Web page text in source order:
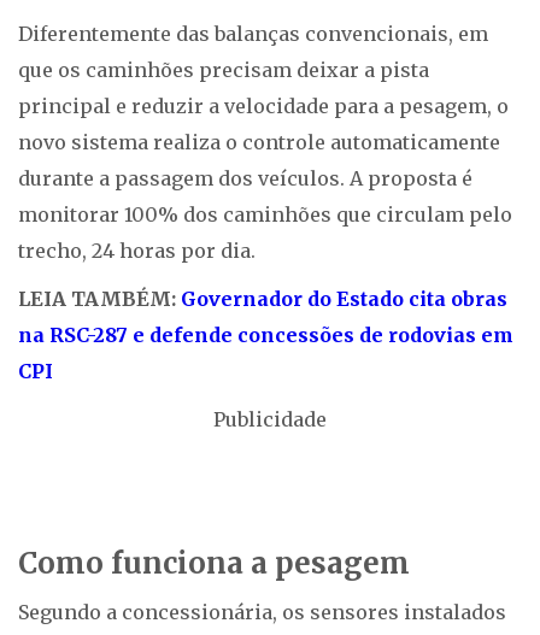
Diferentemente das balanças convencionais, em
que os caminhões precisam deixar a pista
principal e reduzir a velocidade para a pesagem, o
novo sistema realiza o controle automaticamente
durante a passagem dos veículos. A proposta é
monitorar 100% dos caminhões que circulam pelo
trecho, 24 horas por dia.
LEIA TAMBÉM: Governador do Estado cita obras
na RSC-287 e defende concessões de rodovias em
CPI
Publicidade
Como funciona a pesagem
Segundo a concessionária, os sensores instalados